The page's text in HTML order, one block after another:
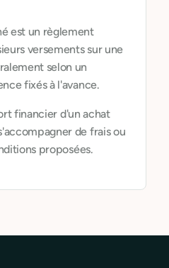
est un règlement
versements sur une
selon un
fixés à l'avance.
financier d'un achat
de frais ou
proposées.